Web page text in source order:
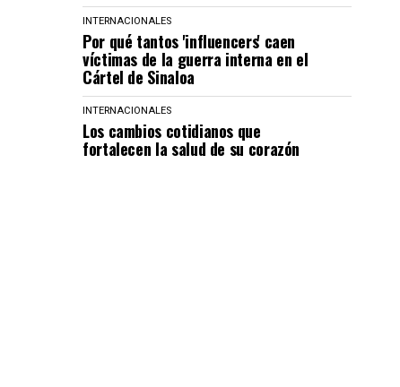
INTERNACIONALES
Por qué tantos 'influencers' caen
víctimas de la guerra interna en el
Cártel de Sinaloa
INTERNACIONALES
Los cambios cotidianos que
fortalecen la salud de su corazón